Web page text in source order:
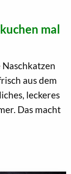
mal
aus dem
leckeres
Das macht